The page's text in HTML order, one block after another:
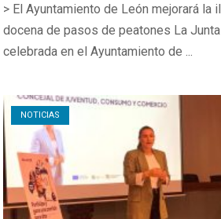
> El Ayuntamiento de León mejorará la
docena de pasos de peatones La
celebrada en el Ayuntamiento de ...
NOTICIAS
Open post